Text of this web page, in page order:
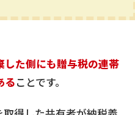
した側にも贈与税の連帯
ることです。